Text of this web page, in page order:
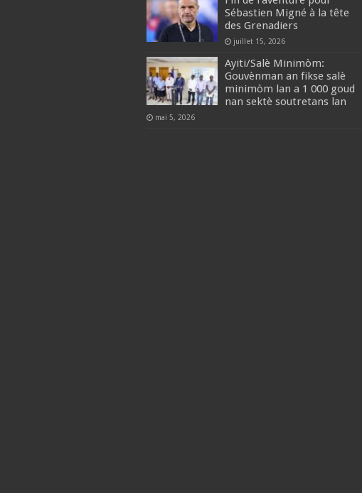
Sébastien Migné à la tête
des Grenadiers
juillet 15, 2026
‎Ayiti/Salè Minimòm:
Gouvènman an fikse salè
minimòm lan a 1 000 goud
nan sektè soutretans lan
mai 5, 2026